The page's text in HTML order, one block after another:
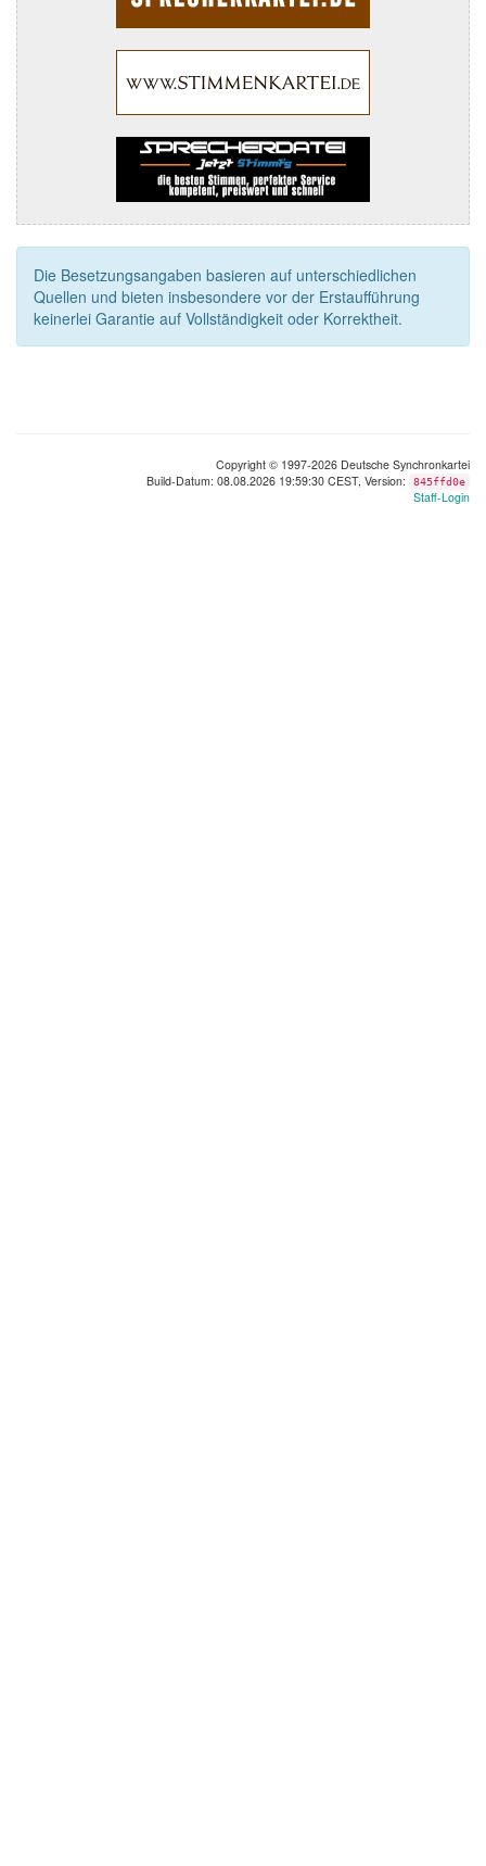
Die Besetzungsangaben basieren auf unterschiedlichen
Quellen und bieten insbesondere vor der Erstaufführung
keinerlei Garantie auf Vollständigkeit oder Korrektheit.
Copyright © 1997-2026 Deutsche Synchronkartei
Build-Datum: 08.08.2026 19:59:30 CEST, Version:
845ffd0e
Staff-Login